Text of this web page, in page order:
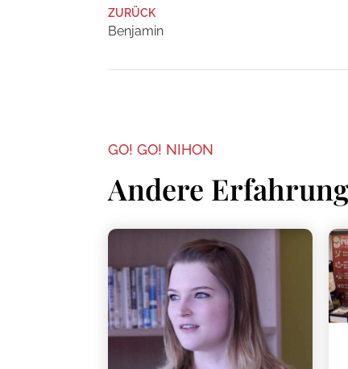
ZURÜCK
Benjamin
GO! GO! NIHON
Andere